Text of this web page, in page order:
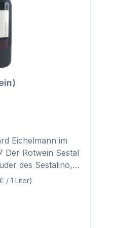
Eichelmann im
Der Rotwein Sestal
des Sestalino,
Rebsorten
/ 1 Liter)